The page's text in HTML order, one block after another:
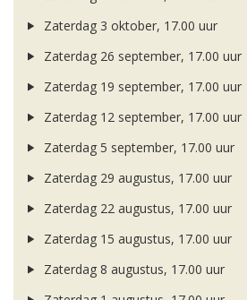
Zaterdag 3 oktober, 17.00 uur
Zaterdag 26 september, 17.00 uur
Zaterdag 19 september, 17.00 uur
Zaterdag 12 september, 17.00 uur
Zaterdag 5 september, 17.00 uur
Zaterdag 29 augustus, 17.00 uur
Zaterdag 22 augustus, 17.00 uur
Zaterdag 15 augustus, 17.00 uur
Zaterdag 8 augustus, 17.00 uur